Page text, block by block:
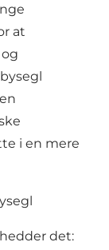
at
i en mere
det: